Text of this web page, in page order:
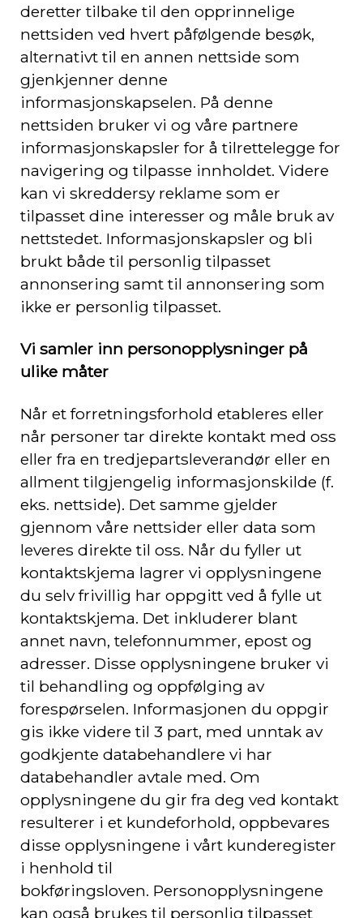
deretter tilbake til den opprinnelige
nettsiden ved hvert påfølgende besøk,
alternativt til en annen nettside som
gjenkjenner denne
informasjonskapselen. På denne
nettsiden bruker vi og våre partnere
informasjonskapsler for å tilrettelegge for
navigering og tilpasse innholdet. Videre
kan vi skreddersy reklame som er
tilpasset dine interesser og måle bruk av
nettstedet. Informasjonskapsler og bli
brukt både til personlig tilpasset
annonsering samt til annonsering som
ikke er personlig tilpasset.
Vi samler inn personopplysninger på
ulike måter
Når et forretningsforhold etableres eller
når personer tar direkte kontakt med oss
eller fra en tredjepartsleverandør eller en
allment tilgjengelig informasjonskilde (f.
eks. nettside). Det samme gjelder
gjennom våre nettsider eller data som
leveres direkte til oss. Når du fyller ut
kontaktskjema lagrer vi opplysningene
du selv frivillig har oppgitt ved å fylle ut
kontaktskjema. Det inkluderer blant
annet navn, telefonnummer, epost og
adresser. Disse opplysningene bruker vi
til behandling og oppfølging av
forespørselen. Informasjonen du oppgir
gis ikke videre til 3 part, med unntak av
godkjente databehandlere vi har
databehandler avtale med. Om
opplysningene du gir fra deg ved kontakt
resulterer i et kundeforhold, oppbevares
disse opplysningene i vårt kunderegister
i henhold til
bokføringsloven. Personopplysningene
kan også brukes til personlig tilpasset